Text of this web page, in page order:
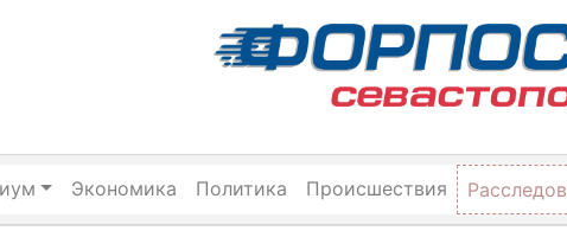
Экономика Политика Происшествия